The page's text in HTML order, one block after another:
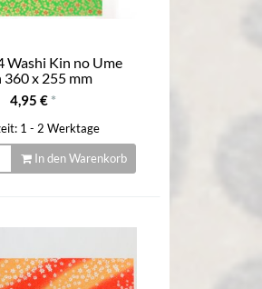
Washi Kin no Ume
360 x 255 mm
4,95 € *
1 - 2 Werktage
In den Warenkorb